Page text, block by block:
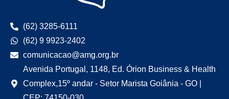
(62) 3285-6111
(62) 9 9923-2402
comunicacao@amg.org.br
Avenida Portugal, 1148, Ed. Órion Business & Health
Complex,15º andar - Setor Marista Goiânia - GO |